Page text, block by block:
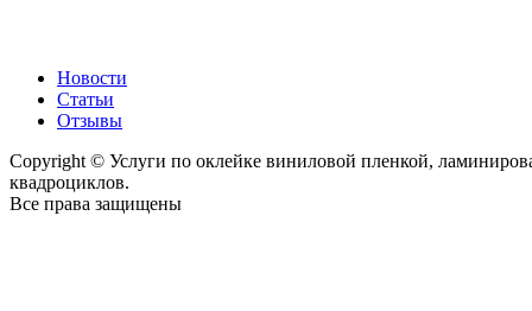
Новости
Статьи
Отзывы
Copyright © Услуги по оклейке виниловой пленкой,
квадроциклов.
Все права защищены